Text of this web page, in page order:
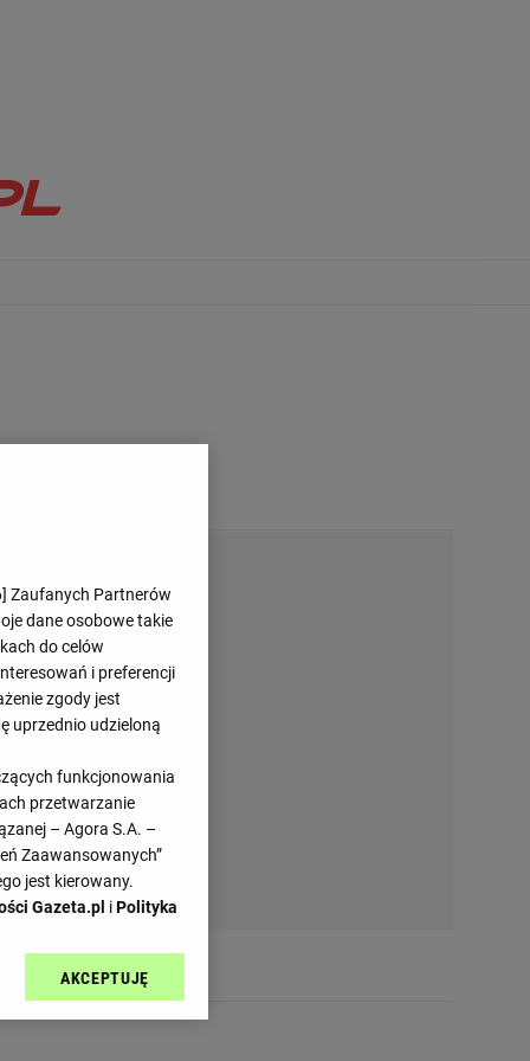
] Zaufanych Partnerów
dane osobowe takie
do celów
i preferencji
zgody jest
uprzednio udzieloną
funkcjonowania
przetwarzanie
– Agora S.A. –
Zaawansowanych”
jest kierowany.
Gazeta.pl iPolityka
sp. z o.o., jej
AKCEPTUJĘ